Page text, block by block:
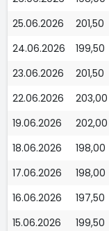
25.06.2026
201,50
24.06.2026
199,50
23.06.2026
201,50
22.06.2026
203,00
19.06.2026
202,00
18.06.2026
198,00
17.06.2026
198,00
16.06.2026
197,50
15.06.2026
199,50